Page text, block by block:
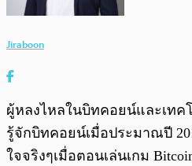
Jiraboon
ผู้หลงไหลในบิทคอยน์และเทคโ
รู้จักบิทคอยน์เมื่อประมาณปี
ใจจริงๆเมื่อตอนเล่นเกม